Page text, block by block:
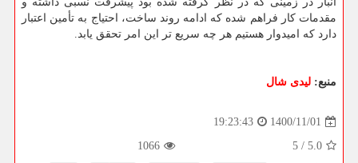
مقدمات کار فراهم شده که ادامه روند ساخت، احتیاج به تأمین اعتبار
دارد که امیدوار هستیم هر چه سریع تر این امر تحقق یابد.
منبع: لیدی شال
1400/11/01
19:23:43
5.0
/
5
1066